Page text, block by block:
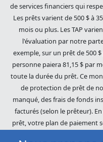
de services financiers qui
Les prêts varient de 500 $ à
mois ou plus. Les TAP
l'évaluation par notre
exemple, sur un prêt de 500
personne paiera 81,15 $ par
toute la durée du prêt. Ce
de protection de prêt de
manqué, des frais de fonds
facturés (selon le prêteur).
prêt, votre plan de paiement